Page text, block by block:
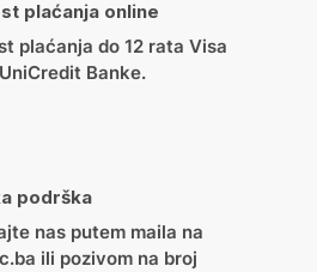
plaćanja online
plaćanja do 12 rata Visa
Banke.
podrška
nas putem maila na
ili pozivom na broj